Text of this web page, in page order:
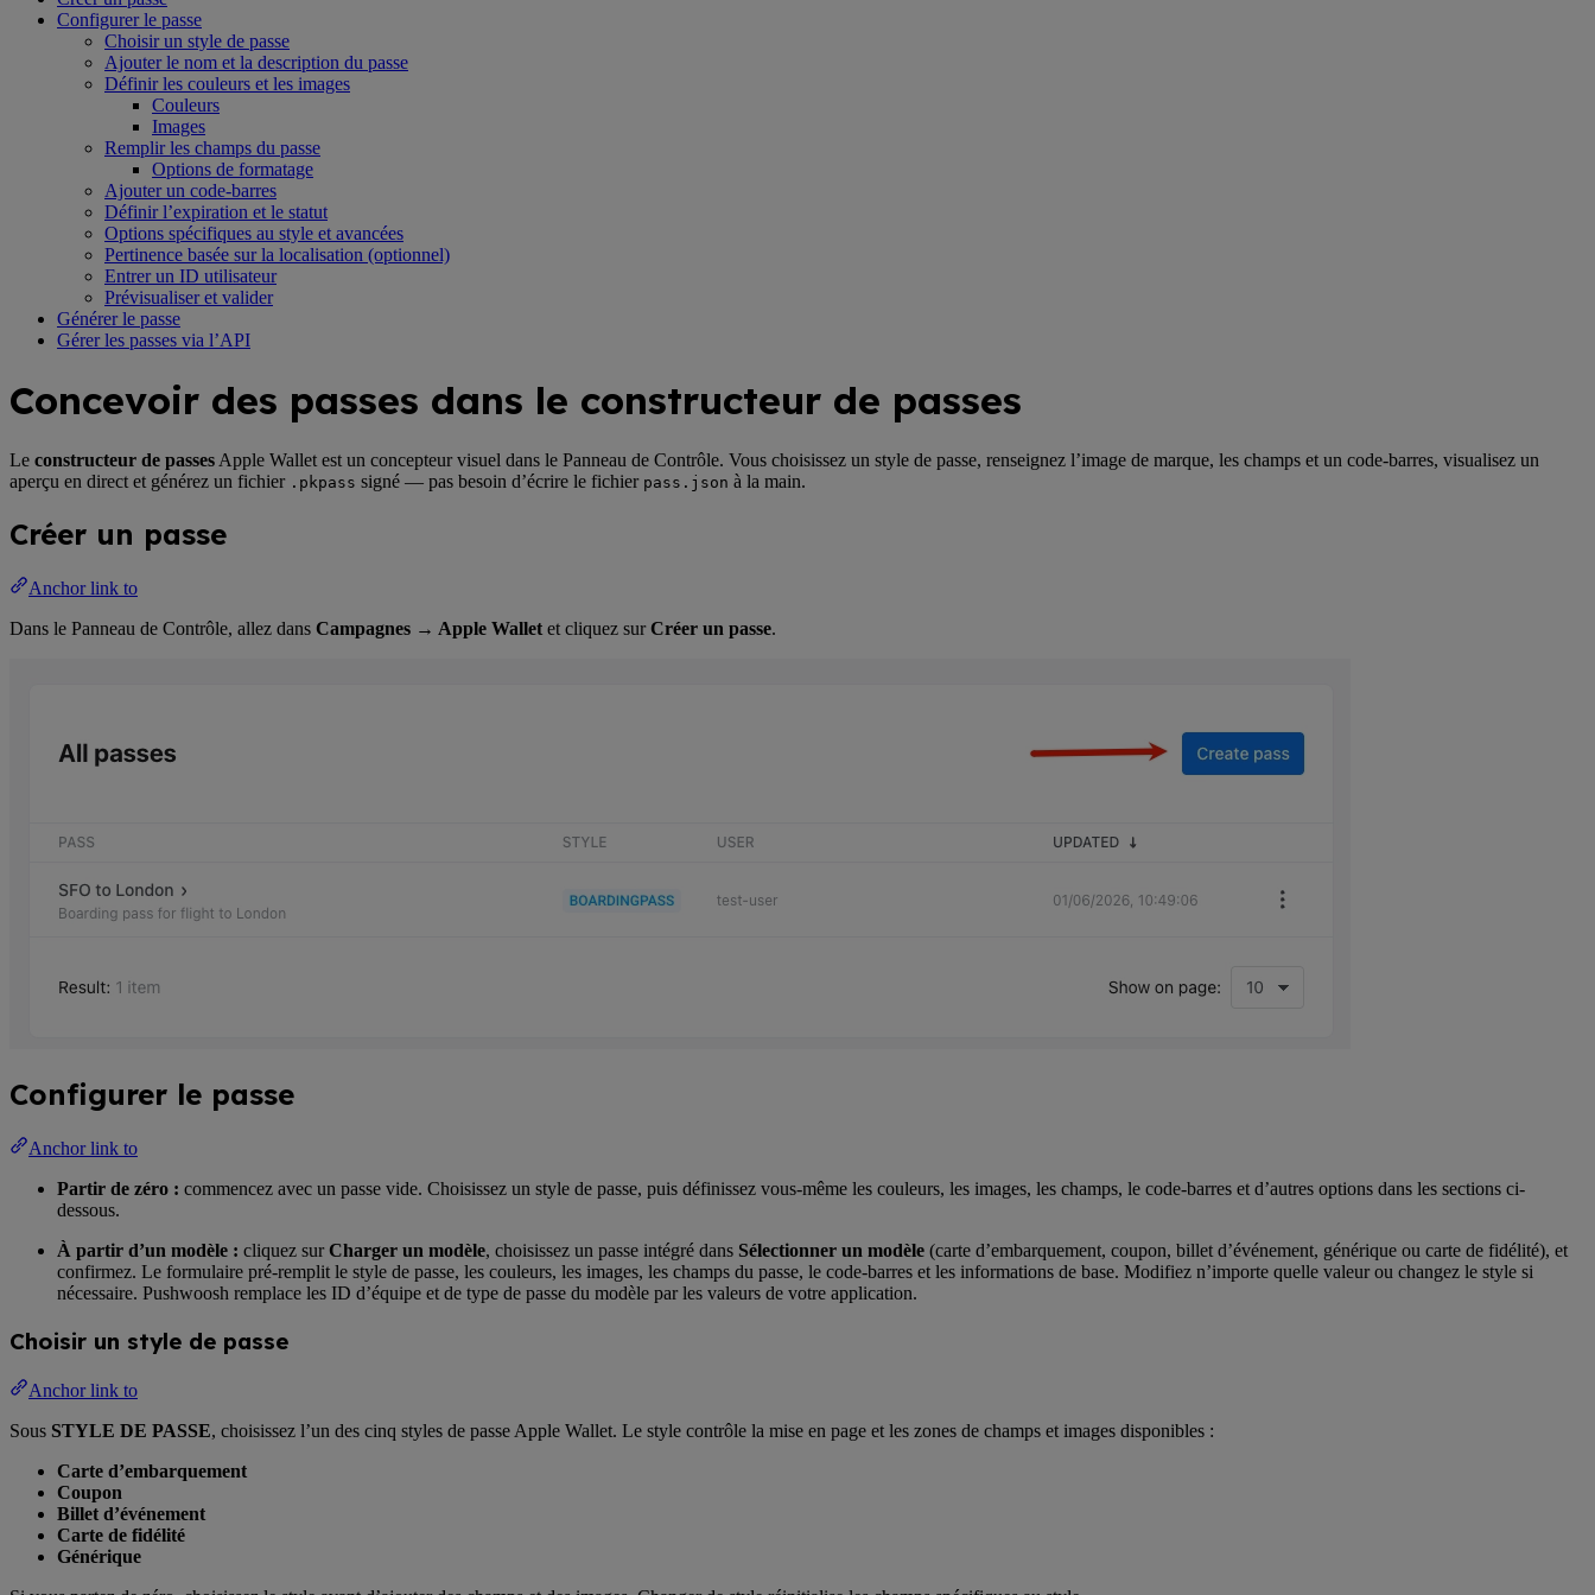
Configurer le passe
Choisir un style de passe
Ajouter le nom et la description du passe
Définir les couleurs et les images
Couleurs
Images
Remplir les champs du passe
Options de formatage
Ajouter un code-barres
Définir l’expiration et le statut
Options spécifiques au style et avancées
Pertinence basée sur la localisation (optionnel)
Entrer un ID utilisateur
Prévisualiser et valider
Générer le passe
Gérer les passes via l’API
Concevoir des passes dans le constructeur de passes
Le constructeur de passes Apple Wallet est un concepteur visuel dans le Panneau de Contrôle. Vous choisissez un style de passe, renseignez l’image de marque, les champs et un code-barres, visualisez un
aperçu en direct et générez un fichier .pkpass signé — pas besoin d’écrire le fichier pass.json à la main.
Créer un passe
Anchor link to
Dans le Panneau de Contrôle, allez dans Campagnes → Apple Wallet et cliquez surCréer un passe.
Configurer le passe
Anchor link to
Partir de zéro : commencez avec un passe vide. Choisissez un style de passe, puis définissez vous-même les couleurs, les images, les champs, le code-barres et d’autres options dans les sections ci-
dessous.
À partir d’un modèle : cliquez surCharger un modèle, choisissez un passe intégré dans Sélectionner un modèle (carte d’embarquement, coupon, billet d’événement, générique ou carte de fidélité), et
confirmez. Le formulaire pré-remplit le style de passe, les couleurs, les images, les champs du passe, le code-barres et les informations de base. Modifiez n’importe quelle valeur ou changez le style si
nécessaire. Pushwoosh remplace les ID d’équipe et de type de passe du modèle par les valeurs de votre application.
Choisir un style de passe
Anchor link to
Sous STYLE DE PASSE, choisissez l’un des cinq styles de passe Apple Wallet. Le style contrôle la mise en page et les zones de champs et images disponibles :
Carte d’embarquement
Coupon
Billet d’événement
Carte de fidélité
Générique